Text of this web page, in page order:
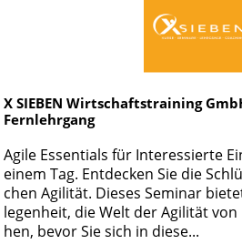
X SIEBEN Wirtschaftstraining
Fernlehrgang
Agi­le Es­sen­ti­als für In­ter­es­sier­te
ei­nem Tag. Ent­de­cken Sie die
chen Agi­li­tät. Die­ses Se­mi­nar
le­gen­heit, die Welt der Agi­li­tät
hen, be­vor Sie sich in die­se...